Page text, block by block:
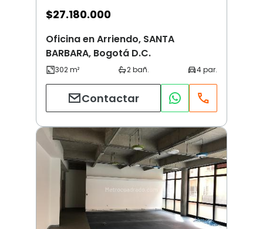
$27.180.000
Oficina en Arriendo, SANTA
BARBARA, Bogotá D.C.
Contactar